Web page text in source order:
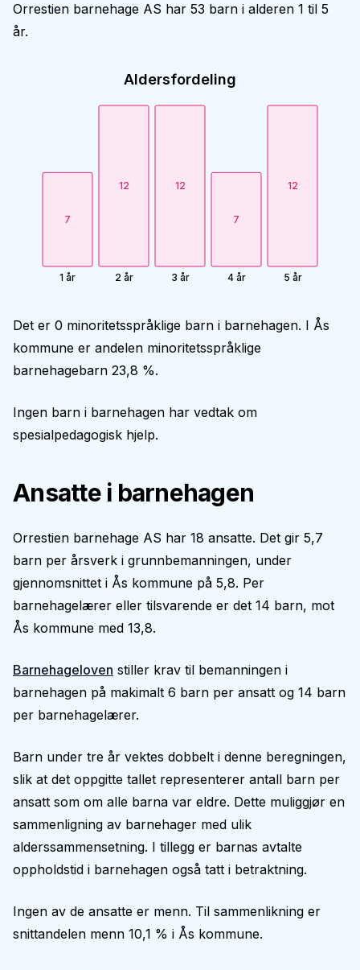
Orrestien barnehage AS har 53 barn i alderen 1 til 5
år.
Aldersfordeling
7
1 år
12
2 år
12
3 år
7
4 år
12
5 år
Det er 0 minoritetsspråklige barn i barnehagen. I Ås
kommune er andelen minoritetsspråklige
barnehagebarn 23,8 %.
Ingen barn i barnehagen har vedtak om
spesialpedagogisk hjelp.
Ansatte i barnehagen
Orrestien barnehage AS har 18 ansatte. Det gir 5,7
barn per årsverk i grunnbemanningen, under
gjennomsnittet i Ås kommune på 5,8. Per
barnehagelærer eller tilsvarende er det 14 barn, mot
Ås kommune med 13,8.
Barnehageloven stiller krav til bemanningen i
barnehagen på makimalt 6 barn per ansatt og 14 barn
per barnehagelærer.
Barn under tre år vektes dobbelt i denne beregningen,
slik at det oppgitte tallet representerer antall barn per
ansatt som om alle barna var eldre. Dette muliggjør en
sammenligning av barnehager med ulik
alderssammensetning. I tillegg er barnas avtalte
oppholdstid i barnehagen også tatt i betraktning.
Ingen av de ansatte er menn. Til sammenlikning er
snittandelen menn 10,1 % i Ås kommune.